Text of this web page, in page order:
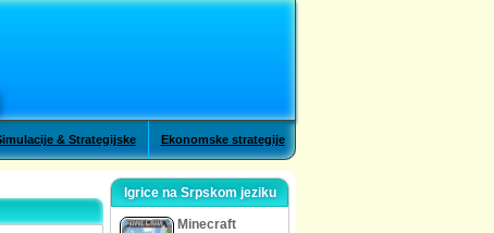
& Strategijske Ekonomske strategije
Igrice na Srpskom jeziku
Minecraft